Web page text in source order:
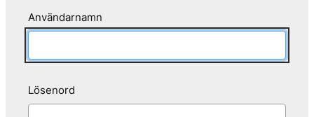
Användarnamn
Lösenord